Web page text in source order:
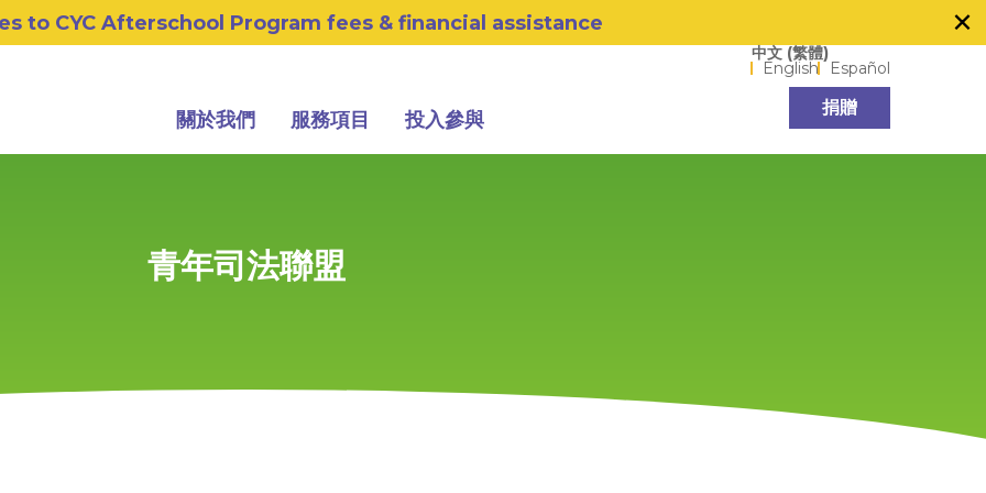
to CYC Afterschool Program fees & financial assistance ×
關於我們 服務項目 投入參與
Language options
中文 (繁體)
English Español
捐贈
青年司法聯盟